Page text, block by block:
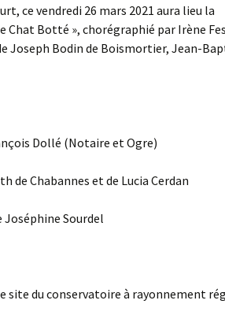
ce vendredi 26 mars 2021 aura lieu la
Botté », chorégraphié par Irène
Joseph Bodin de Boismortier, Jean-
Dollé (Notaire et Ogre)
de Chabannes et de Lucia Cerdan
Joséphine Sourdel
du conservatoire à rayonnement